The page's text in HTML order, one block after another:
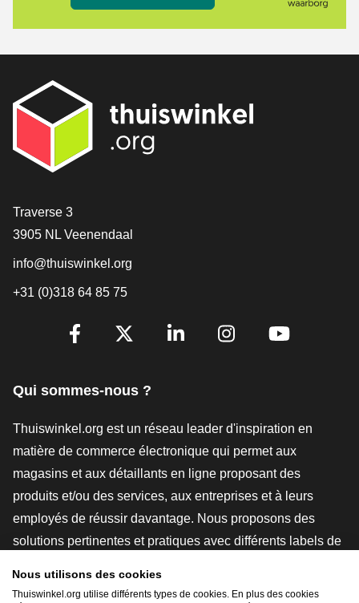
[_General:Contact]
Traverse 3
3905 NL Veenendaal
info@thuiswinkel.org
+31 (0)318 64 85 75
[_General:SocialMediaTitle]
Qui sommes-nous ?
Thuiswinkel.org est un réseau leader d'inspiration en
matière de commerce électronique qui permet aux
magasins et aux détaillants en ligne proposant des
produits et/ou des services, aux entreprises et à leurs
employés de réussir davantage. Nous proposons des
solutions pertinentes et pratiques avec différents labels de
Nous utilisons des cookies
Thuiswinkel.org utilise différents types de cookies. En plus des cookies